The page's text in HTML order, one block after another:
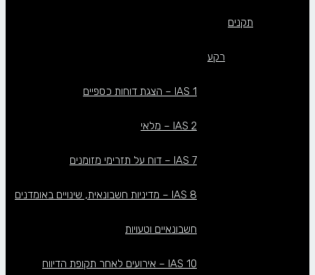
תקנים
רקע
IAS 1 – הצגת דוחות כספיים
IAS 2 – מלאי
IAS 7 – דוח על תזרימי מזומנים
IAS 8 – מדיניות חשבונאית, שינויים באומדנים
חשבונאיים וטעויות
IAS 10 – אירועים לאחר תקופת הדיווח